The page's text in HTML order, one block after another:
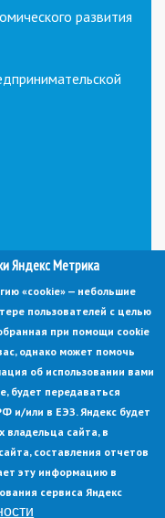
развития
e- Победы, д. 27, 442960
обязательна.
Яндекс Метрика
«cookie» — небольшие
пользователей с целью
при помощи cookie
однако может помочь
об использовании вами
будет передаваться
и/или в ЕЭЗ. Яндекс будет
сайта, в
составления отчетов
эту информацию в
сервиса Яндекс